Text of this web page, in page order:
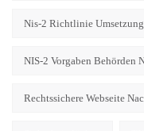
Nis-2 Richtlinie
NIS-2 Vorgaben Behörden
Rechtssichere Webseite